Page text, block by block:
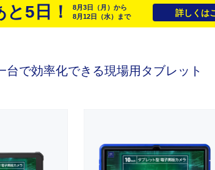
と5 日！ 8月3日 （月） から
8月12日
（水） まで 詳しくは
台で効率化できる現場用タブレット